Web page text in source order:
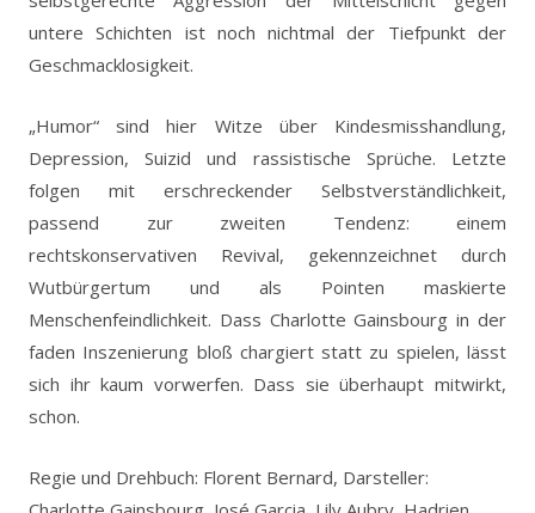
untere Schichten ist noch nichtmal der Tiefpunkt der
Geschmacklosigkeit.
„Humor“ sind hier Witze über Kindesmisshandlung,
Depression, Suizid und rassistische Sprüche. Letzte
folgen mit erschreckender Selbstverständlichkeit,
passend zur zweiten Tendenz: einem
rechtskonservativen Revival, gekennzeichnet durch
Wutbürgertum und als Pointen maskierte
Menschenfeindlichkeit. Dass Charlotte Gainsbourg in der
faden Inszenierung bloß chargiert statt zu spielen, lässt
sich ihr kaum vorwerfen. Dass sie überhaupt mitwirkt,
schon.
Regie und Drehbuch: Florent Bernard, Darsteller: